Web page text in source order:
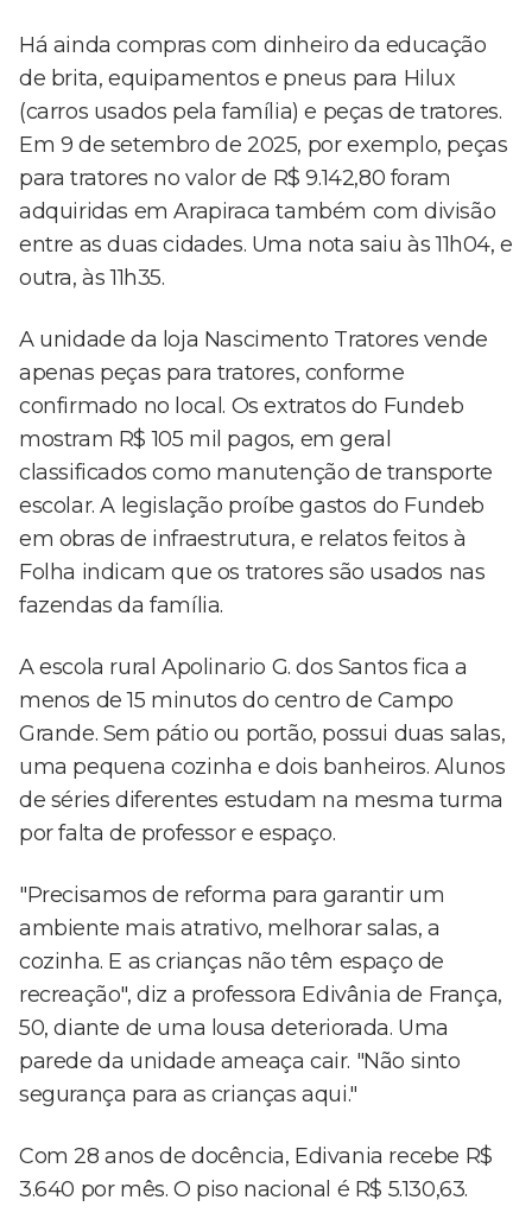
Há ainda compras com dinheiro da educação
de brita, equipamentos e pneus para Hilux
(carros usados pela família) e peças de tratores.
Em 9 de setembro de 2025, por exemplo, peças
para tratores no valor de R$ 9.142,80 foram
adquiridas em Arapiraca também com divisão
entre as duas cidades. Uma nota saiu às 11h04, e
outra, às 11h35.
A unidade da loja Nascimento Tratores vende
apenas peças para tratores, conforme
confirmado no local. Os extratos do Fundeb
mostram R$ 105 mil pagos, em geral
classificados como manutenção de transporte
escolar. A legislação proíbe gastos do Fundeb
em obras de infraestrutura, e relatos feitos à
Folha indicam que os tratores são usados nas
fazendas da família.
A escola rural Apolinario G. dos Santos fica a
menos de 15 minutos do centro de Campo
Grande. Sem pátio ou portão, possui duas salas,
uma pequena cozinha e dois banheiros. Alunos
de séries diferentes estudam na mesma turma
por falta de professor e espaço.
"Precisamos de reforma para garantir um
ambiente mais atrativo, melhorar salas, a
cozinha. E as crianças não têm espaço de
recreação", diz a professora Edivânia de França,
50, diante de uma lousa deteriorada. Uma
parede da unidade ameaça cair. "Não sinto
segurança para as crianças aqui."
Com 28 anos de docência, Edivania recebe R$
3.640 por mês. O piso nacional é R$ 5.130,63.